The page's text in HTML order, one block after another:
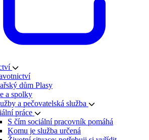
dům Plasy
a spolky
a pečovatelská služba
práce
S čím sociální pracovník pomáhá
Komu je služba určená